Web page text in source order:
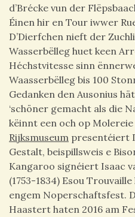
d’Brécke vun der
Éinen hir en Tour iwwer
D’Dierfchen nieft der
Wasserbëlleg huet keen
Héchstvitesse sinn
Waasserbëlleg bis 100
Gedanken den Ausonius
‘schöner gemacht als die
këinnt een och op Molereie
Rijksmuseum presentéiert
Gestalt, beispillsweis e
Kangaroo signéiert Isaac
(1753-1834) Esou
engem Noperschaftsfest.
Haastert haten 2016 am